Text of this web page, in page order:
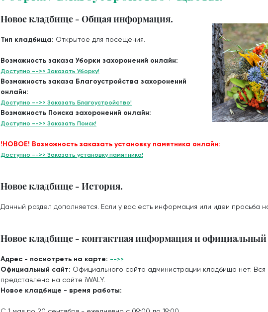
Новое кладбище - Общая информация.
Тип кладбища: Открытое для посещения.
Возможность заказа Уборки захоронений онлайн:
Доступно -->> Заказать Уборку!
Возможность заказа Благоустройства захоронений
онлайн:
Доступно -->> Заказать Благоустройство!
Возможность Поиска захоронений онлайн:
Доступно -->> Заказать Поиск!
!НОВОЕ! Возможность заказать установку памятника онлайн:
Доступно -->> Заказать установку памятника!
Новое кладбище - История.
Данный раздел дополняется. Если у вас есть информация или идеи просьба
Новое кладбище - контактная информация и официальный
Адрес - посмотреть на карте: -->>
Официальный сайт: Официального сайта администрации кладбища нет.
представлена на сайте iWALY.
Новое кладбище - время работы: